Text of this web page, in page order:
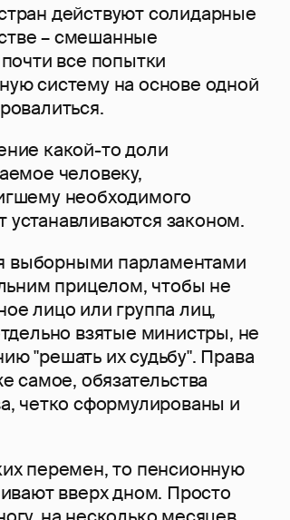
действуют солидарные
– смешанные
все попытки
систему на основе одной
какой-то доли
человеку,
необходимого
устанавливаются законом.
выборными парламентами
прицелом, чтобы не
лицо или группа лиц,
взятые министры, не
"решать их судьбу". Права
самое, обязательства
четко сформулированы и
перемен, то пенсионную
вверх дном. Просто